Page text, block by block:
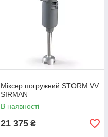
Міксер погружний STORM VV
SIRMAN
В наявності
21 375 ₴